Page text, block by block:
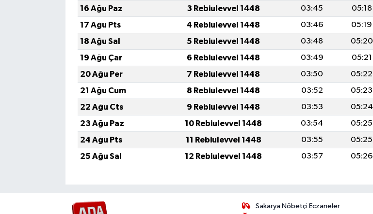
16 Ağu Paz
3 Rebiulevvel 1448 03:45 05:18
17 Ağu Pts
4 Rebiulevvel 1448 03:46 05:19
18 Ağu Sal
5 Rebiulevvel 1448 03:48 05:20
19 Ağu Çar
6 Rebiulevvel 1448 03:49 05:21
20 Ağu Per
7 Rebiulevvel 1448 03:50 05:22
21 Ağu Cum
8 Rebiulevvel 1448 03:52 05:23
22 Ağu Cts
9 Rebiulevvel 1448 03:53 05:24
23 Ağu Paz
10 Rebiulevvel 1448 03:54 05:25
24 Ağu Pts
11 Rebiulevvel 1448 03:55 05:25
25 Ağu Sal
12 Rebiulevvel 1448 03:57 05:26
Sakarya Nöbetçi Eczaneler